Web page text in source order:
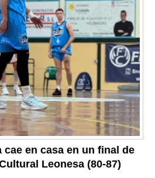
cae en casa en un final de
Leonesa (80-87)